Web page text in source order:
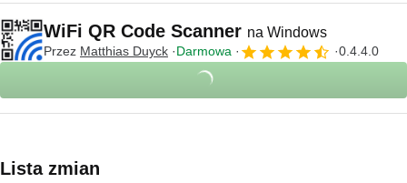
WiFi QR Code Scanner na Windows
Przez ‪‪‪‪‪‪‪‪‪Matthias Duyck‬ Darmowa 0.4.4.0
Lista zmian